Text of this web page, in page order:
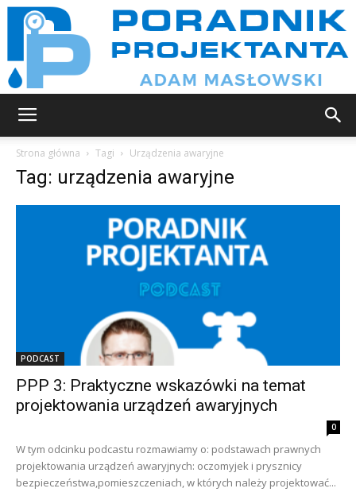
Strona główna Tagi Urządzenia awaryjne
Tag: urządzenia awaryjne
PODCAST
PPP 3: Praktyczne wskazówki na temat
projektowania urządzeń awaryjnych
0
W tym odcinku podcastu rozmawiamy o: podstawach prawnych
projektowania urządzeń awaryjnych: oczomyjek i prysznicy
bezpieczeństwa,pomieszczeniach, w których należy projektować...